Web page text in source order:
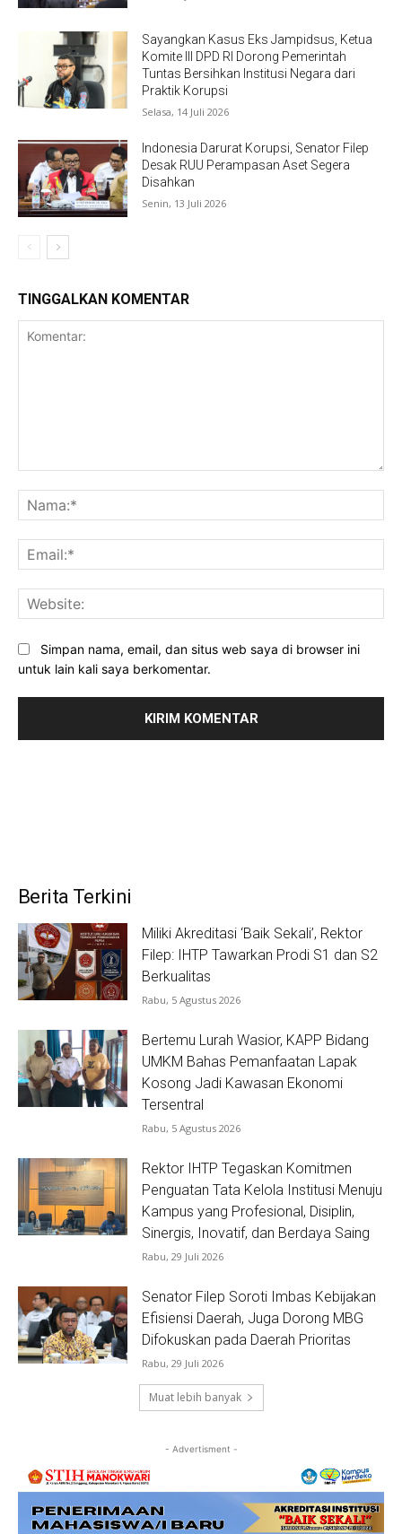
Sayangkan Kasus Eks Jampidsus, Ketua
Komite III DPD RI Dorong Pemerintah
Tuntas Bersihkan Institusi Negara dari
Praktik Korupsi
Selasa, 14 Juli 2026
Indonesia Darurat Korupsi, Senator Filep
Desak RUU Perampasan Aset Segera
Disahkan
Senin, 13 Juli 2026
TINGGALKAN KOMENTAR
Simpan nama, email, dan situs web saya di browser ini
untuk lain kali saya berkomentar.
Berita Terkini
Miliki Akreditasi ‘Baik Sekali’, Rektor
Filep: IHTP Tawarkan Prodi S1 dan S2
Berkualitas
Rabu, 5 Agustus 2026
Bertemu Lurah Wasior, KAPP Bidang
UMKM Bahas Pemanfaatan Lapak
Kosong Jadi Kawasan Ekonomi
Tersentral
Rabu, 5 Agustus 2026
Rektor IHTP Tegaskan Komitmen
Penguatan Tata Kelola Institusi Menuju
Kampus yang Profesional, Disiplin,
Sinergis, Inovatif, dan Berdaya Saing
Rabu, 29 Juli 2026
Senator Filep Soroti Imbas Kebijakan
Efisiensi Daerah, Juga Dorong MBG
Difokuskan pada Daerah Prioritas
Rabu, 29 Juli 2026
Muat lebih banyak
- Advertisment -